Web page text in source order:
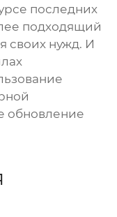
последних
подходящий
своих нужд. И
обновление